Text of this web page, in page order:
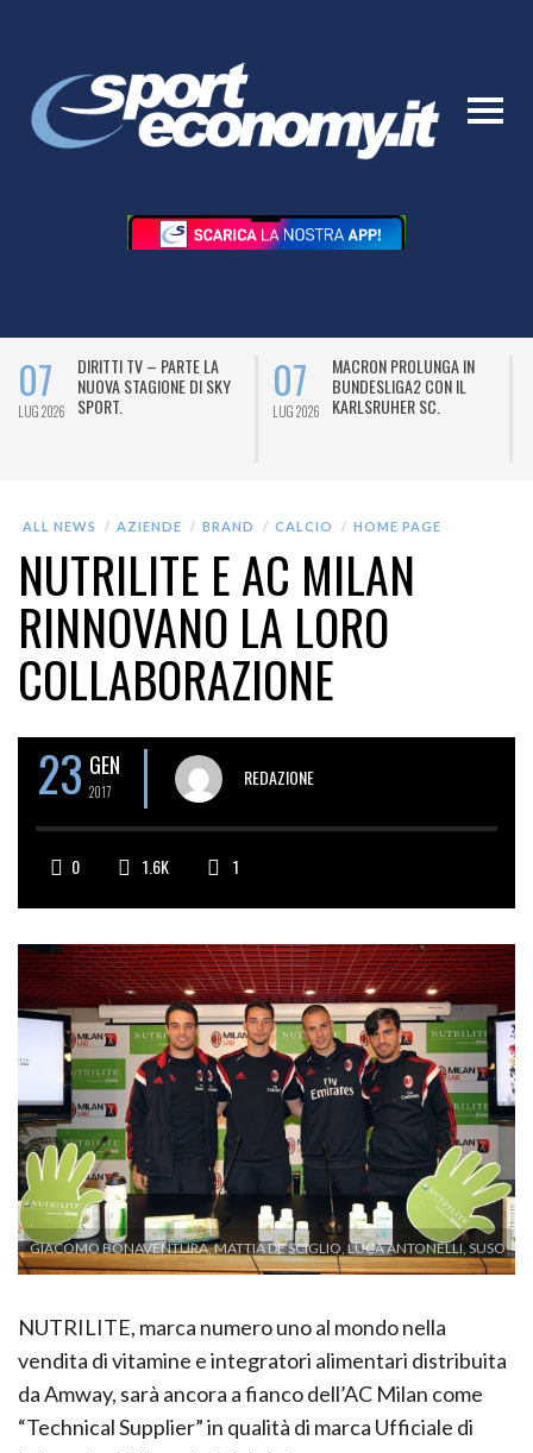
07
LUG 2026
DIRITTI TV – PARTE LA
NUOVA STAGIONE DI SKY
SPORT.
07
LUG 2026
MACRON PROLUNGA IN
BUNDESLIGA2 CON IL
KARLSRUHER SC.
ALL NEWS AZIENDE BRAND CALCIO HOME PAGE
NUTRILITE E AC MILAN
RINNOVANO LA LORO
COLLABORAZIONE
23 GEN
2017
REDAZIONE
0 1.6K 1
GIACOMO BONAVENTURA, MATTIA DE SCIGLIO, LUCA ANTONELLI, SUSO
NUTRILITE, marca numero uno al mondo nella
vendita di vitamine e integratori alimentari distribuita
da Amway, sarà ancora a fianco dell’AC Milan come
“Technical Supplier” in qualità di marca Ufficiale di